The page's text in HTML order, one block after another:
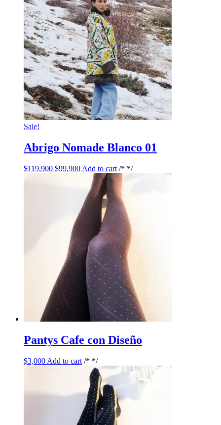
Sale!
Abrigo Nomade Blanco 01
$119,900 $99,900 Add to cart /* */
Pantys Cafe con Diseño
$3,000 Add to cart /* */